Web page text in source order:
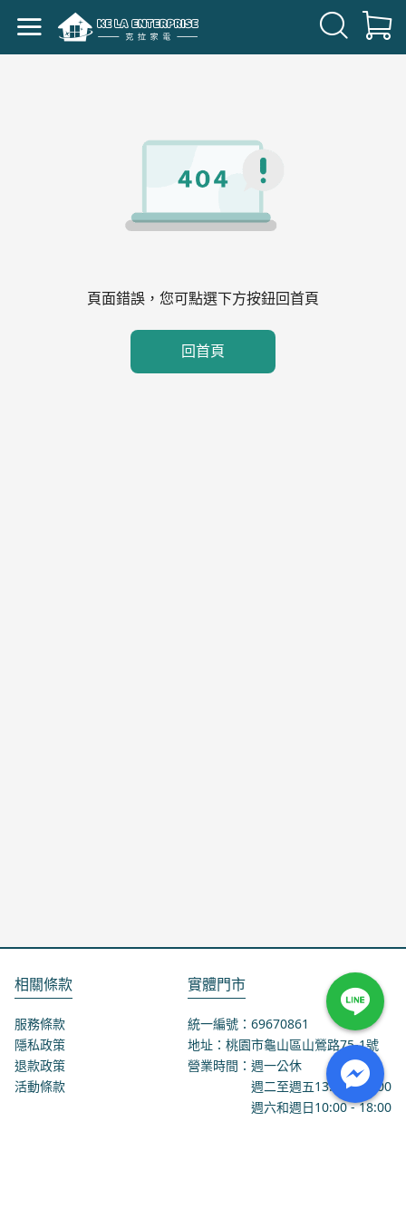
頁面錯誤，您可點選下方按鈕回首頁
回首頁
相關條款
服務條款
隱私政策
退款政策
活動條款
實體門市
統一編號：69670861
地址：桃園市龜山區山鶯路75-1號
營業時間：週一公休
週二至週五13:00 - 18:00
週六和週日10:00 - 18:00